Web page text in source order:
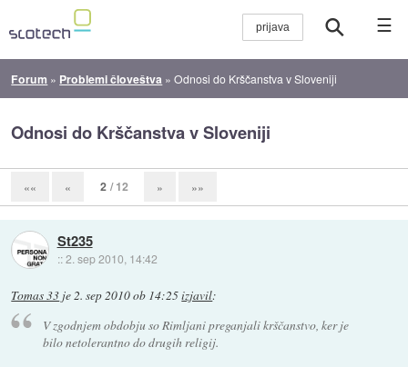
☰
Forum » Problemi človeštva »Odnosi do Krščanstva v Sloveniji
Odnosi do Krščanstva v Sloveniji
«« « 2 / 12 » »»
St235
::2. sep 2010, 14:42
Tomas 33 je2. sep 2010 ob 14:25izjavil:
V zgodnjem obdobju so Rimljani preganjali krščanstvo, ker je
bilo netolerantno do drugih religij.